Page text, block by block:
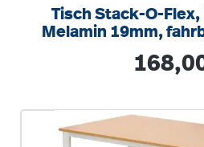
Tisch Stack-O-
Melamin 19mm,
Regulärer